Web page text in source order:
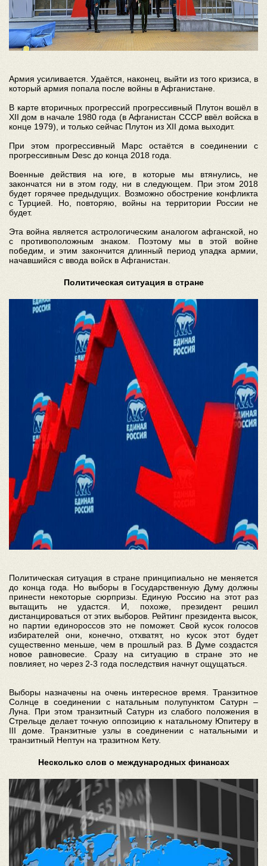
Армия усиливается. Удаётся, наконец, выйти из того кризиса, в
который армия попала после войны в Афганистане.
В карте вторичных прогрессий прогрессивный Плутон вошёл в
XII дом в начале 1980 года (в Афганистан СССР ввёл войска в
конце 1979), и только сейчас Плутон из XII дома выходит.
При этом прогрессивный Марс остаётся в соединении с
прогрессивным Desc до конца 2018 года.
Военные действия на юге, в которые мы втянулись, не
закончатся ни в этом году, ни в следующем. При этом 2018
будет горячее предыдущих. Возможно обострение конфликта
с Турцией. Но, повторяю, войны на территории России не
будет.
Эта война является астрологическим аналогом афганской, но
с противоположным знаком. Поэтому мы в этой войне
победим, и этим закончится длинный период упадка армии,
начавшийся с ввода войск в Афганистан.
Политическая ситуация в стране
Политическая ситуация в стране принципиально не меняется
до конца года. Но выборы в Государственную Думу должны
принести некоторые сюрпризы. Единую Россию на этот раз
вытащить не удастся. И, похоже, президент решил
дистанцироваться от этих выборов. Рейтинг президента высок,
но партии единороссов это не поможет. Свой кусок голосов
избирателей они, конечно, отхватят, но кусок этот будет
существенно меньше, чем в прошлый раз. В Думе создастся
новое равновесие. Сразу на ситуацию в стране это не
повлияет, но через 2-3 года последствия начнут ощущаться.
Выборы назначены на очень интересное время. Транзитное
Солнце в соединении с натальным полупунктом Сатурн –
Луна. При этом транзитный Сатурн из слабого положения в
Стрельце делает точную оппозицию к натальному Юпитеру в
III доме. Транзитные узлы в соединении с натальными и
транзитный Нептун на тразитном Кету.
Несколько слов о международных финансах